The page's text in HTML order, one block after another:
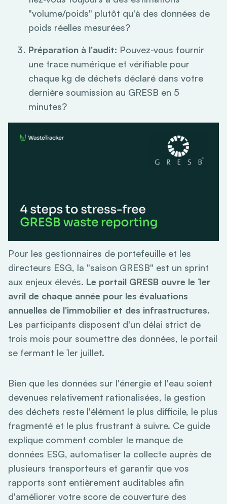
"volume/poids" plutôt qu'à des données de
poids réelles mesurées?
Préparation à l'audit: Pouvez-vous fournir
une trace numérique et vérifiable pour
chaque kg de déchets déclaré dans votre
dernière soumission au GRESB en 5
minutes?
Pour les gestionnaires de portefeuille et les
directeurs ESG, la "saison GRESB" est un sprint
aux enjeux élevés. Le portail GRESB ouvre le 1er
avril de chaque année pour les évaluations
annuelles de l'immobilier et des infrastructures.
Les participants disposent d'un délai strict de
trois mois pour soumettre des données, le portail
se fermant le 1er juillet.
Bien que les données sur l'énergie et l'eau soient
devenues relativement rationalisées, la gestion
des déchets reste l'élément le plus difficile, le plus
fragmenté et le plus frustrant à suivre. Ce guide
explique comment combler le manque de
données ESG, automatiser la collecte auprès de
plusieurs transporteurs et garantir que vos
rapports sont entièrement auditables afin
d'améliorer votre score de couverture des